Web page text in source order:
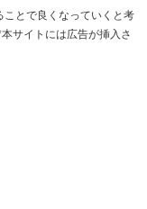
とで良くなっていくと考
サイトには広告が挿入さ